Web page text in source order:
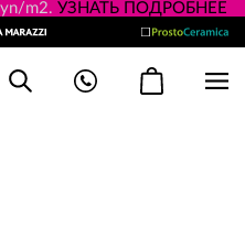
m2. УЗНАТЬ ПОДРОБНЕЕ